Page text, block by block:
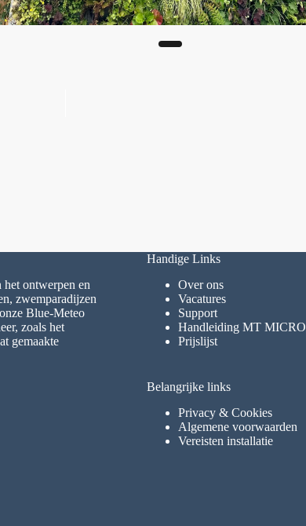
ontwerpen en
zwemparadijzen
Blue-Meteo
zoals het
gemaakte
Handige Links
Over ons
Vacatures
Support
Handleiding MT MICRO
Prijslijst
Belangrijke links
Privacy & Cookies
Algemene voorwaarden
Vereisten installatie